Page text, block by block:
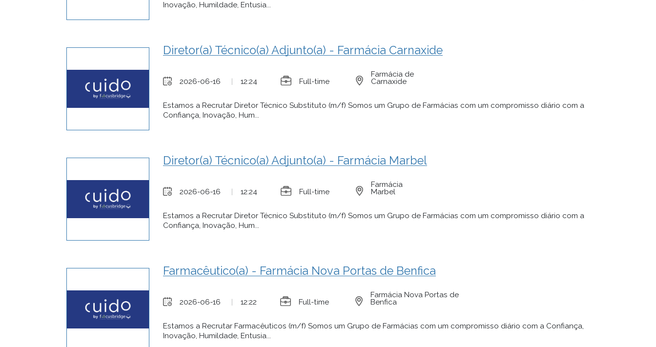
Inovação, Humildade, Entusia...
Diretor(a) Técnico(a) Adjunto(a) - Farmácia Carnaxide
2026-06-16 | 12:24 Full-time
Farmácia de
Carnaxide
Estamos a Recrutar Diretor Técnico Substituto (m/f) Somos um Grupo de Farmácias com um compromisso diário com a
Confiança, Inovação, Hum...
Diretor(a) Técnico(a) Adjunto(a) - Farmácia Marbel
2026-06-16 | 12:24 Full-time
Farmácia
Marbel
Estamos a Recrutar Diretor Técnico Substituto (m/f) Somos um Grupo de Farmácias com um compromisso diário com a
Confiança, Inovação, Hum...
Farmacêutico(a) - Farmácia Nova Portas de Benfica
2026-06-16 | 12:22 Full-time
Farmácia Nova Portas de
Benfica
Estamos a Recrutar Farmacêuticos (m/f) Somos um Grupo de Farmácias com um compromisso diário com a Confiança,
Inovação, Humildade, Entusia...